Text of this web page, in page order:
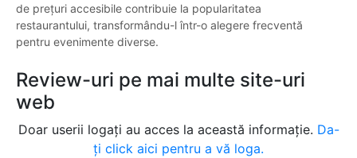
de prețuri accesibile contribuie la popularitatea
restaurantului, transformându-l într-o alegere frecventă
pentru evenimente diverse.
Review-uri pe mai multe site-uri
web
Doar userii logați au acces la această informație. Da-
ți click aici pentru a vă loga.